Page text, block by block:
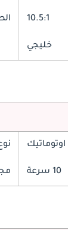
10.5:1
خليجي
اوتوماتيك
10 سرعة